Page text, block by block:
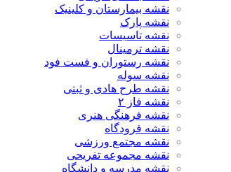
نقشه بیمارستان و کلینیک
نقشه پارک
نقشه تاسیسات
نقشه ترمینال
نقشه رستوران و فست فود
نقشه سوله
نقشه طرح هادی و ثبتی
نقشه فاز ۲
نقشه فرهنگی هنری
نقشه فرودگاه
نقشه مجتمع ورزشی
نقشه مجموعه تفریحی
نقشه مدرسه و دانشگاه